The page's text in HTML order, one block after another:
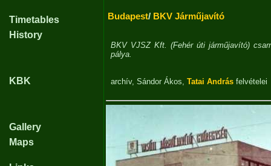
Timetables
History
KBK
Gallery
Maps
Budapest/ BKV Járműjavító
BKV VJSZ Kft. (Fehér úti járműjavító)
pálya.
archív, Sándor Ákos, Tatai András felvételei